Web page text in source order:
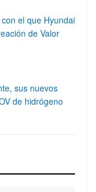
con el que Hyundai
de Valor
sus nuevos
de hidrógeno